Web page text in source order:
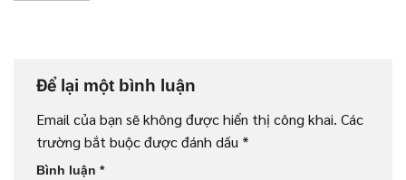
Để lại một bình luận
Email của bạn sẽ không được hiển thị công khai. Các
trường bắt buộc được đánh dấu *
Bình luận *